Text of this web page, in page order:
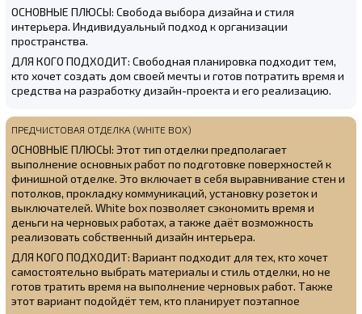
ОСНОВНЫЕ ПЛЮСЫ: Свобода выбора дизайна и стиля
интерьера. Индивидуальный подход к организации
пространства.
ДЛЯ КОГО ПОДХОДИТ: Свободная планировка подходит тем,
кто хочет создать дом своей мечты и готов потратить время и
средства на разработку дизайн-проекта и его реализацию.
ПРЕДЧИСТОВАЯ ОТДЕЛКА (WHITE BOX)
ОСНОВНЫЕ ПЛЮСЫ: Этот тип отделки предполагает
выполнение основных работ по подготовке поверхностей к
финишной отделке. Это включает в себя выравнивание стен и
потолков, прокладку коммуникаций, установку розеток и
выключателей. White box позволяет сэкономить время и
деньги на черновых работах, а также даёт возможность
реализовать собственный дизайн интерьера.
ДЛЯ КОГО ПОДХОДИТ: Вариант подходит для тех, кто хочет
самостоятельно выбрать материалы и стиль отделки, но не
готов тратить время на выполнение черновых работ. Также
этот вариант подойдёт тем, кто планирует поэтапное